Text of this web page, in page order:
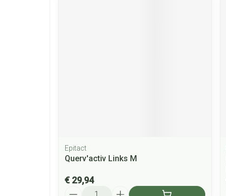
Epitact
Querv'activ Links M
€ 29,94